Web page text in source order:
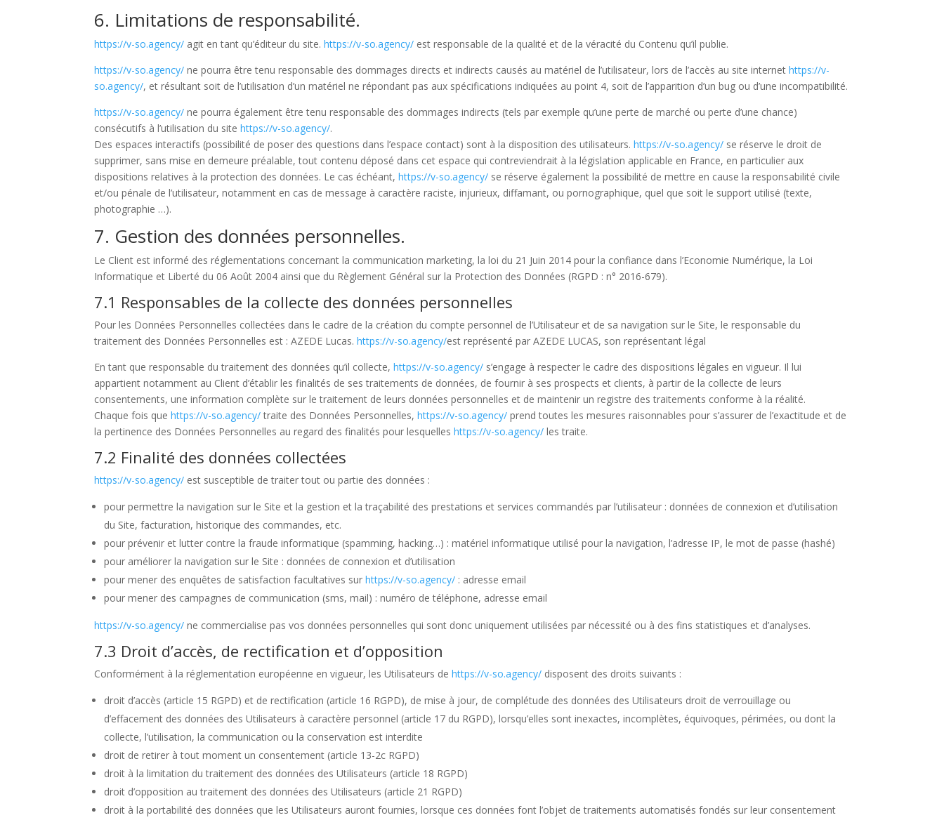
6. Limitations de responsabilité.
https://v-so.agency/ agit en tant qu’éditeur du site.https://v-so.agency/ est responsable de la qualité et de la véracité du Contenu qu’il publie.
https://v-so.agency/ ne pourra être tenu responsable des dommages directs et indirects causés au matériel de l’utilisateur, lors de l’accès au site internethttps://v-
so.agency/, et résultant soit de l’utilisation d’un matériel ne répondant pas aux spécifications indiquées au point 4, soit de l’apparition d’un bug ou d’une incompatibilité.
https://v-so.agency/ ne pourra également être tenu responsable des dommages indirects (tels par exemple qu’une perte de marché ou perte d’une chance)
consécutifs à l’utilisation du sitehttps://v-so.agency/.
Des espaces interactifs (possibilité de poser des questions dans l’espace contact) sont à la disposition des utilisateurs.https://v-so.agency/ se réserve le droit de
supprimer, sans mise en demeure préalable, tout contenu déposé dans cet espace qui contreviendrait à la législation applicable en France, en particulier aux
dispositions relatives à la protection des données. Le cas échéant,https://v-so.agency/ se réserve également la possibilité de mettre en cause la responsabilité civile
et/ou pénale de l’utilisateur, notamment en cas de message à caractère raciste, injurieux, diffamant, ou pornographique, quel que soit le support utilisé (texte,
photographie …).
7. Gestion des données personnelles.
Le Client est informé des réglementations concernant la communication marketing, la loi du 21 Juin 2014 pour la confiance dans l’Economie Numérique, la Loi
Informatique et Liberté du 06 Août 2004 ainsi que du Règlement Général sur la Protection des Données (RGPD : n° 2016-679).
7.1 Responsables de la collecte des données personnelles
Pour les Données Personnelles collectées dans le cadre de la création du compte personnel de l’Utilisateur et de sa navigation sur le Site, le responsable du
traitement des Données Personnelles est : AZEDE Lucas.https://v-so.agency/est représenté par AZEDE LUCAS, son représentant légal
En tant que responsable du traitement des données qu’il collecte,https://v-so.agency/ s’engage à respecter le cadre des dispositions légales en vigueur. Il lui
appartient notamment au Client d’établir les finalités de ses traitements de données, de fournir à ses prospects et clients, à partir de la collecte de leurs
consentements, une information complète sur le traitement de leurs données personnelles et de maintenir un registre des traitements conforme à la réalité.
Chaque fois quehttps://v-so.agency/traite des Données Personnelles,https://v-so.agency/ prend toutes les mesures raisonnables pour s’assurer de l’exactitude et de
la pertinence des Données Personnelles au regard des finalités pour lesquelleshttps://v-so.agency/ les traite.
7.2 Finalité des données collectées
https://v-so.agency/ est susceptible de traiter tout ou partie des données :
pour permettre la navigation sur le Site et la gestion et la traçabilité des prestations et services commandés par l’utilisateur : données de connexion et d’utilisation
du Site, facturation, historique des commandes, etc.
pour prévenir et lutter contre la fraude informatique (spamming, hacking…) : matériel informatique utilisé pour la navigation, l’adresse IP, le mot de passe (hashé)
pour améliorer la navigation sur le Site : données de connexion et d’utilisation
pour mener des enquêtes de satisfaction facultatives surhttps://v-so.agency/ : adresse email
pour mener des campagnes de communication (sms, mail) : numéro de téléphone, adresse email
https://v-so.agency/ ne commercialise pas vos données personnelles qui sont donc uniquement utilisées par nécessité ou à des fins statistiques et d’analyses.
7.3 Droit d’accès, de rectification et d’opposition
Conformément à la réglementation européenne en vigueur, les Utilisateurs dehttps://v-so.agency/ disposent des droits suivants :
droit d’accès (article 15 RGPD) et de rectification (article 16 RGPD), de mise à jour, de complétude des données des Utilisateurs droit de verrouillage ou
d’effacement des données des Utilisateurs à caractère personnel (article 17 du RGPD), lorsqu’elles sont inexactes, incomplètes, équivoques, périmées, ou dont la
collecte, l’utilisation, la communication ou la conservation est interdite
droit de retirer à tout moment un consentement (article 13-2c RGPD)
droit à la limitation du traitement des données des Utilisateurs (article 18 RGPD)
droit d’opposition au traitement des données des Utilisateurs (article 21 RGPD)
droit à la portabilité des données que les Utilisateurs auront fournies, lorsque ces données font l’objet de traitements automatisés fondés sur leur consentement